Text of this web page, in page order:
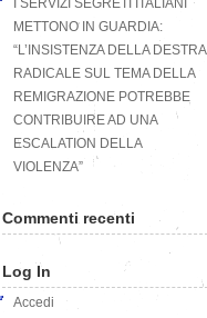
I SERVIZI SEGRETI ITALIANI
METTONO IN GUARDIA:
“L’INSISTENZA DELLA DESTRA
RADICALE SUL TEMA DELLA
REMIGRAZIONE POTREBBE
CONTRIBUIRE AD UNA
ESCALATION DELLA
VIOLENZA”
Commenti recenti
Log In
Accedi